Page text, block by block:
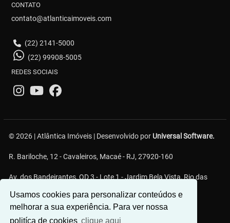
Usamos cookies para personalizar conteúdos e
melhorar a sua experiência. Para ver nossa
politíca de cookies clique aqui
CONTATO
contato@atlanticaimoveis.com
(22) 2141-5000
(22) 99908-5005
REDES SOCIAIS
© 2026 | Atlântica Imóveis | Desenvolvido por Universal Software.
R. Bariloche, 12 - Cavaleiros, Macaé - RJ, 27920-160
Av. dos Bandeirantes, QD 3 - Lote 1 - Jardim Bela Vista, Rio das